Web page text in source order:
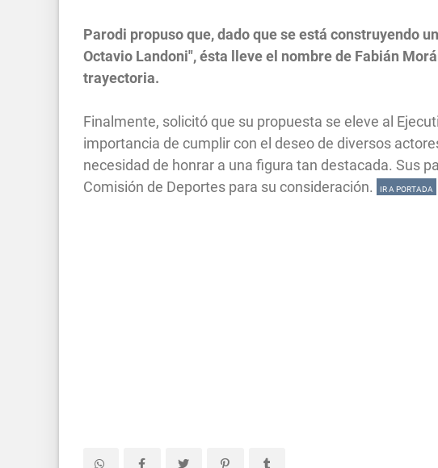
Parodi propuso que, dado que se está construyendo
Octavio Landoni", ésta lleve el nombre de Fabián
trayectoria.
Finalmente, solicitó que su propuesta se eleve al
importancia de cumplir con el deseo de diversos
necesidad de honrar a una figura tan destacada. Sus
Comisión de Deportes para su consideración.
IR A PORTADA